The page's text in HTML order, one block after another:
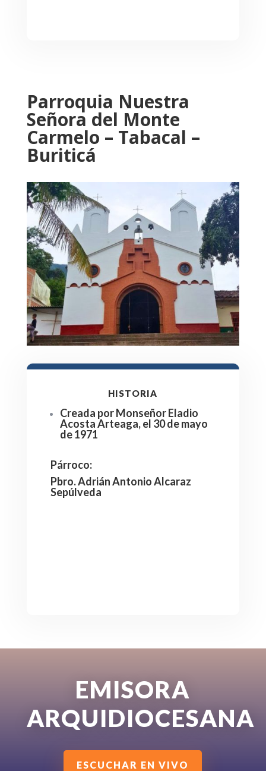
Parroquia Nuestra
Señora del Monte
Carmelo – Tabacal –
Buriticá
HISTORIA
Creada por Monseñor Eladio
Acosta Arteaga, el 30 de mayo
de 1971
Párroco:
Pbro. Adrián Antonio Alcaraz
Sepúlveda
EMISORA
ARQUIDIOCESANA
ESCUCHAR EN VIVO